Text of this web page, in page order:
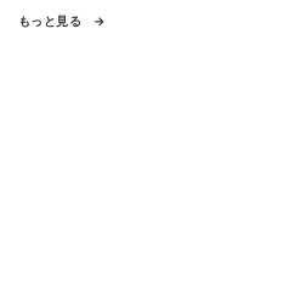
もっと見る